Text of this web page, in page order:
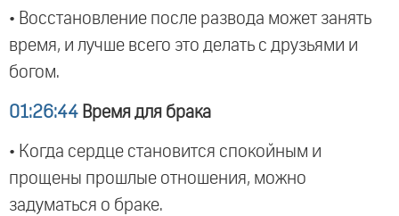
• Восстановление после развода может занять
время, и лучше всего это делать с друзьями и
богом.
01:26:44 Время для брака
• Когда сердце становится спокойным и
прощены прошлые отношения, можно
задуматься о браке.